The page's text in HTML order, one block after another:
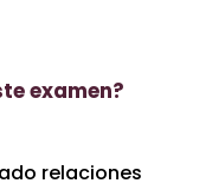
examen?
relaciones